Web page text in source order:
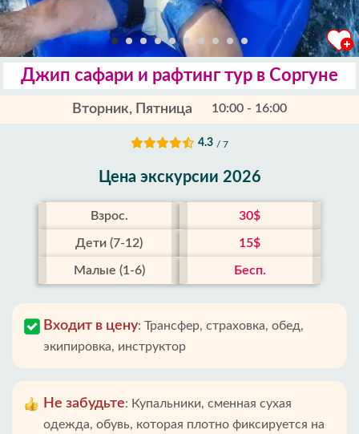
Джип сафари и рафтинг тур в Соргуне
Вторник, Пятница 10:00 - 16:00
4.3 / 7
Цена экскурсии 2026
Взрос. 30$
Дети (7-12) 15$
Малые (1-6) Бесп.
Входит в цену: Трансфер, страховка, обед,
экипировка, инструктор
Не забудьте: Купальники, сменная сухая
одежда, обувь, которая плотно фиксируется на